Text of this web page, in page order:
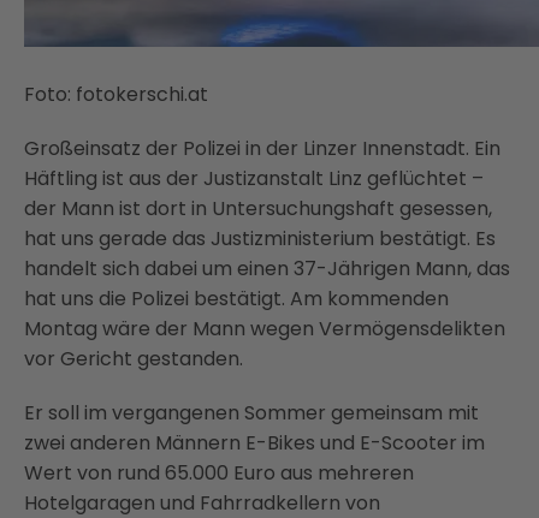
Foto: fotokerschi.at
Großeinsatz der Polizei in der Linzer Innenstadt. Ein
Häftling ist aus der Justizanstalt Linz geflüchtet –
der Mann ist dort in Untersuchungshaft gesessen,
hat uns gerade das Justizministerium bestätigt. Es
handelt sich dabei um einen 37-Jährigen Mann, das
hat uns die Polizei bestätigt. Am kommenden
Montag wäre der Mann wegen Vermögensdelikten
vor Gericht gestanden.
Er soll im vergangenen Sommer gemeinsam mit
zwei anderen Männern E-Bikes und E-Scooter im
Wert von rund 65.000 Euro aus mehreren
Hotelgaragen und Fahrradkellern von